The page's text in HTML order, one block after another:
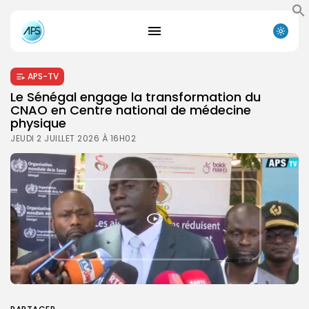
APS-TV
Le Sénégal engage la transformation du
CNAO en Centre national de médecine
physique
JEUDI 2 JUILLET 2026 À 16H02